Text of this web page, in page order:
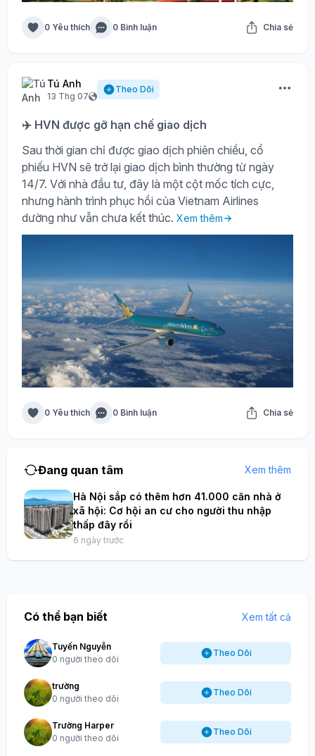
0 Yêu thích 0 Bình luận Chia sẻ
Tú Anh
13 Thg 07
Theo Dõi
✈️ HVN được gỡ hạn chế giao dịch
Sau thời gian chỉ được giao dịch phiên chiều, cổ
phiếu HVN sẽ trở lại giao dịch bình thường từ ngày
14/7. Với nhà đầu tư, đây là một cột mốc tích cực,
nhưng hành trình phục hồi của Vietnam Airlines
dường như vẫn chưa kết thúc. Xem thêm
0 Yêu thích 0 Bình luận Chia sẻ
Đang quan tâm Xem thêm
Hà Nội sắp có thêm hơn 41.000 căn nhà ở
xã hội: Cơ hội an cư cho người thu nhập
thấp đây rồi
6 ngày trước
Có thể bạn biết Xem tất cả
Tuyến Nguyễn
0 người theo dõi
Theo Dõi
trường
0 người theo dõi
Theo Dõi
Trường Harper
0 người theo dõi
Theo Dõi